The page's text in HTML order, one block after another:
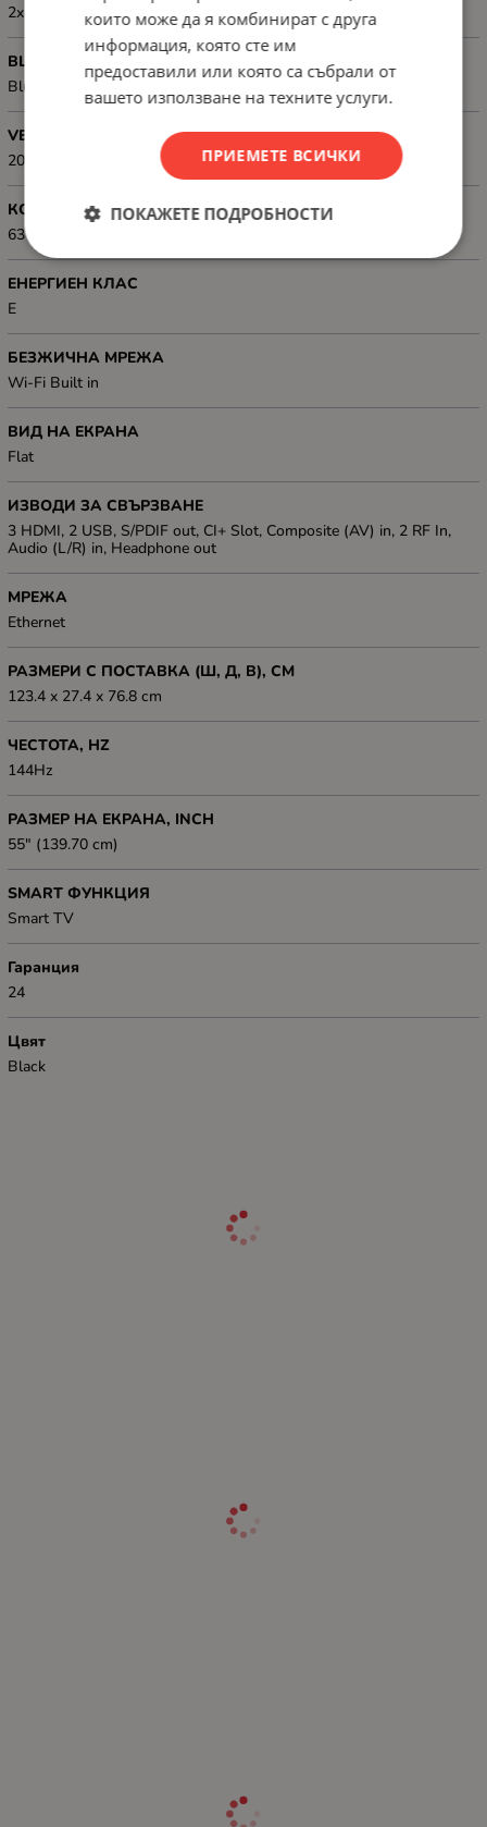
2x 10W, DTS Virtual X, Dolby Atmos, User equalizer
BLUETOOTH
Bluetooth
VESA, РАЗМЕР
200 x 400 mm
КОНСУМИРАНА МОЩНОСТ
63 kWh
ЕНЕРГИЕН КЛАС
E
БЕЗЖИЧНА МРЕЖА
Wi-Fi Built in
ВИД НА ЕКРАНА
Flat
ИЗВОДИ ЗА СВЪРЗВАНЕ
3 HDMI, 2 USB, S/PDIF out, CI+ Slot, Composite (AV) in, 2 RF In,
Audio (L/R) in, Headphone out
МРЕЖА
Ethernet
РАЗМЕРИ С ПОСТАВКА (Ш, Д, В), СМ
123.4 x 27.4 x 76.8 cm
ЧЕСТОТА, HZ
144Hz
РАЗМЕР НА ЕКРАНА, INCH
55" (139.70 cm)
SMART ФУНКЦИЯ
Smart TV
Гаранция
24
Цвят
Black
които може да я комбинират с друга
информация, която сте им
предоставили или която са събрали от
вашето използване на техните услуги.
ПРИЕМЕТЕ ВСИЧКИ
ПОКАЖЕТЕ ПОДРОБНОСТИ